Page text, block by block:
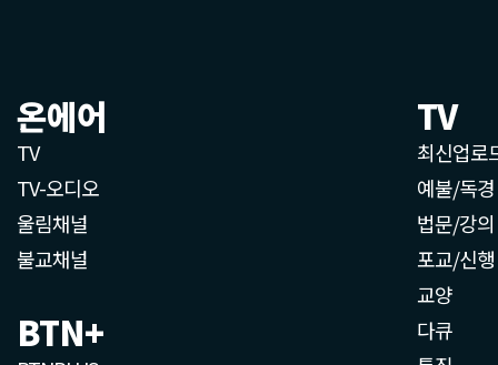
온에어
TV
TV-오디오
울림채널
불교채널
BTN+
TV
최신업로
예불/독경
법문/강의
포교/신행
교양
다큐